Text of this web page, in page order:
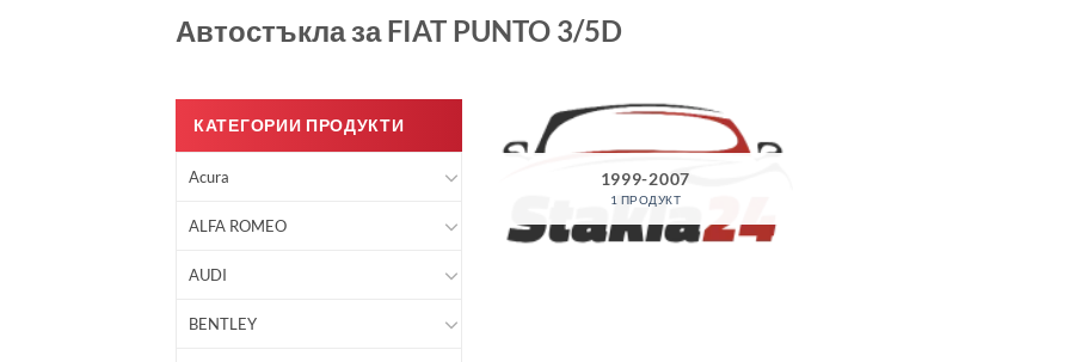
Автостъкла за FIAT PUNTO 3/5D
КАТЕГОРИИ ПРОДУКТИ
Acura
ALFA ROMEO
AUDI
BENTLEY
1999-2007
1 ПРОДУКТ